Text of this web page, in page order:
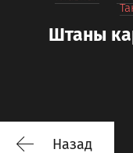
Штаны
Назад